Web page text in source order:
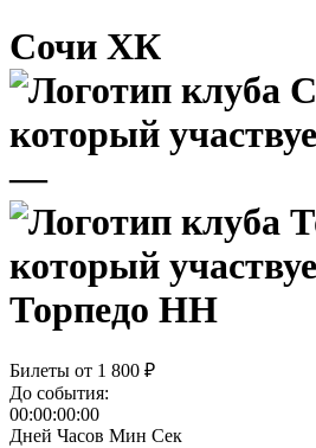
Сочи ХК
—
Торпедо НН
Билеты от 1 800 ₽
До события:
00:00:00:00
Дней Часов Мин Сек